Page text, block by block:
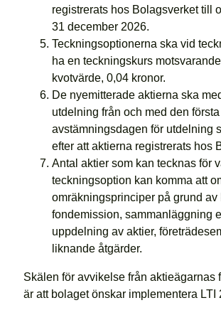
registrerats hos Bolagsverket till
31 december 2026.
Teckningsoptionerna ska vid
ha en teckningskurs
kvotvärde, 0,04 kronor.
De nyemitterade aktierna ska
utdelning från och med den första
avstämningsdagen för utdelning
efter att aktierna registrerats hos
Antal aktier som kan tecknas för
teckningsoption kan komma att
omräkningsprinciper på grund av
fondemission, sammanläggning
uppdelning av aktier,
liknande åtgärder.
Skälen för avvikelse från aktieägarnas
är att bolaget önskar implementera LTI